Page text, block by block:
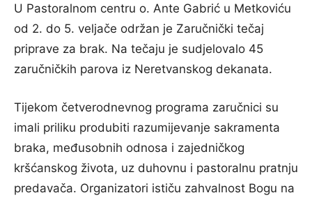
U Pastoralnom centru o. Ante Gabrić u Metkoviću
od 2. do 5. veljače održan je Zaručnički tečaj
priprave za brak. Na tečaju je sudjelovalo 45
zaručničkih parova iz Neretvanskog dekanata.
Tijekom četverodnevnog programa zaručnici su
imali priliku produbiti razumijevanje sakramenta
braka, međusobnih odnosa i zajedničkog
kršćanskog života, uz duhovnu i pastoralnu pratnju
predavača. Organizatori ističu zahvalnost Bogu na